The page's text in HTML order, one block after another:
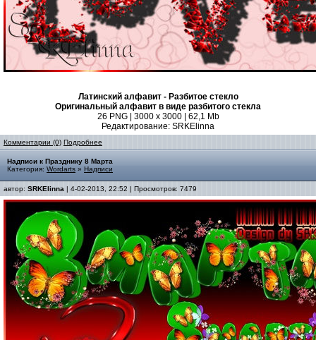
Латинский алфавит - Разбитое стекло
Оригинальный алфавит в виде разбитого стекла
26 PNG | 3000 x 3000 | 62,1 Mb
Редактирование: SRKElinna
Комментарии (0) Подробнее
Надписи к Празднику 8 Марта
Категория: Wordarts » Надписи
автор: SRKElinna | 4-02-2013, 22:52 | Просмотров: 7479